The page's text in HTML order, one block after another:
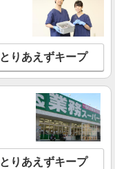
とりあえずキープ
とりあえずキープ